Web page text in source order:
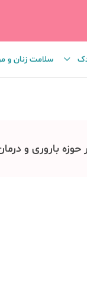
سلامت زنان و
باروری و